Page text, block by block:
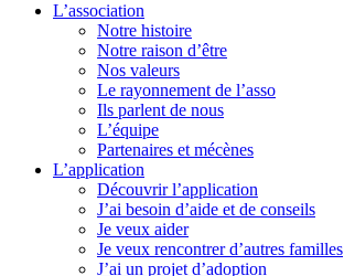
L’association
Notre histoire
Notre raison d’être
Nos valeurs
Le rayonnement de l’asso
Ils parlent de nous
L’équipe
Partenaires et mécènes
L’application
Découvrir l’application
J’ai besoin d’aide et de conseils
Je veux aider
Je veux rencontrer d’autres familles
J’ai un projet d’adoption